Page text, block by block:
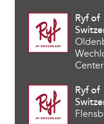
Ryf of
Center
Ryf of